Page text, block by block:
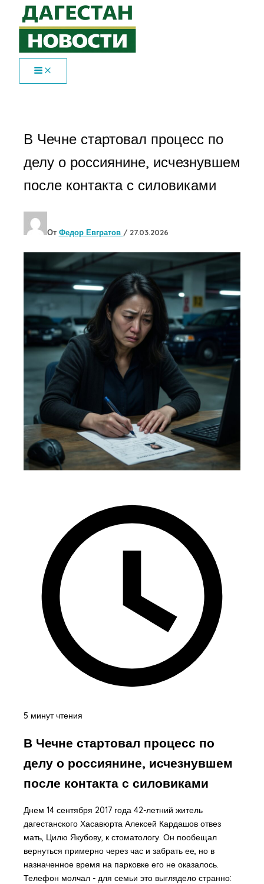
Перейти
содержимому
В Чечне стартовал процесс по
делу о россиянине, исчезнувшем
после контакта с силовиками
От Федор Евгратов / 27.03.2026
5 минут чтения
В Чечне стартовал процесс по
делу о россиянине, исчезнувшем
после контакта с силовиками
Днем 14 сентября 2017 года 42-летний житель
дагестанского Хасавюрта Алексей Кардашов отвез
мать, Цилю Якубову, к стоматологу. Он пообещал
вернуться примерно через час и забрать ее, но в
назначенное время на парковке его не оказалось.
Телефон молчал - для семьи это выглядело странно: